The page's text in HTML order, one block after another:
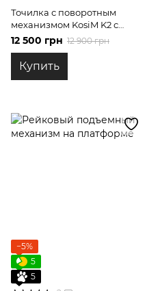
Точилка с поворотным
механизмом KosiM K2 с
фигурными зажимами
12 500 грн 12 900 грн
Купить
−5%
5
5